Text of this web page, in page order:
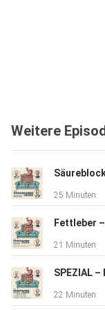
Weitere
25 Minuten
21 Minuten
SPEZIAL
22 Minuten